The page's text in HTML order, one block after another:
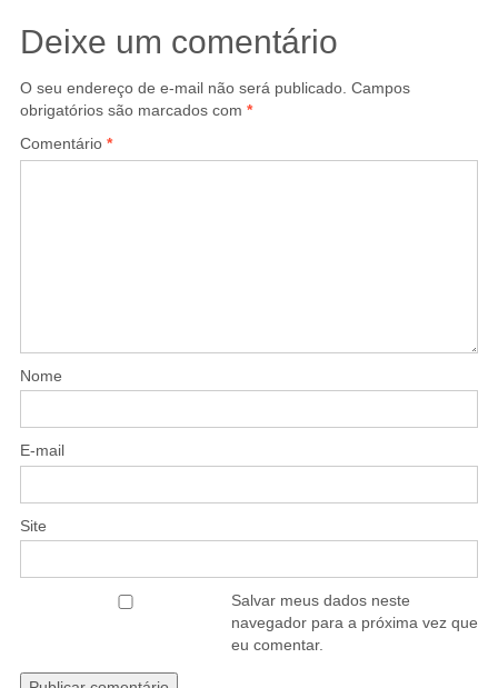
Deixe um comentário
O seu endereço de e-mail não será publicado. Campos
obrigatórios são marcados com *
Comentário *
Nome
E-mail
Site
Salvar meus dados neste
navegador para a próxima vez que
eu comentar.